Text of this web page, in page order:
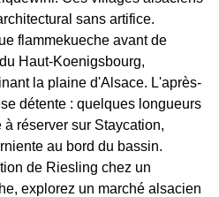
sans artifice.
flammekueche avant de
Haut-Koenigsbourg,
la plaine d'Alsace. L'après-
détente : quelques longueurs
réserver sur Staycation,
au bord du bassin.
de Riesling chez un
explorez un marché alsacien